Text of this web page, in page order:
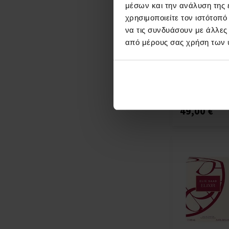
μέσων και την ανάλυση της
χρησιμοποιείτε τον
να τις συνδυάσουν με
από μέρους σας χρήση των
Elie Saab Le
Eau de Parfum
90ml - Eau de
49,00 €